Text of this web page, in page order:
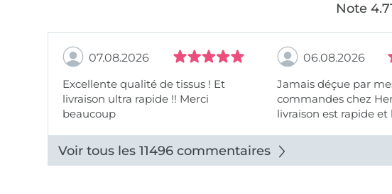
Note
07.08.2026
Excellente qualité de tissus ! Et
livraison ultra rapide !! Merci
beaucoup
06.08.2026
Jamais déçue par
commandes chez
livraison est rapide et
Voir tous les 11496 commentaires